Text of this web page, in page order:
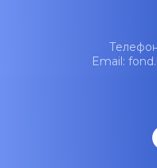
Email: